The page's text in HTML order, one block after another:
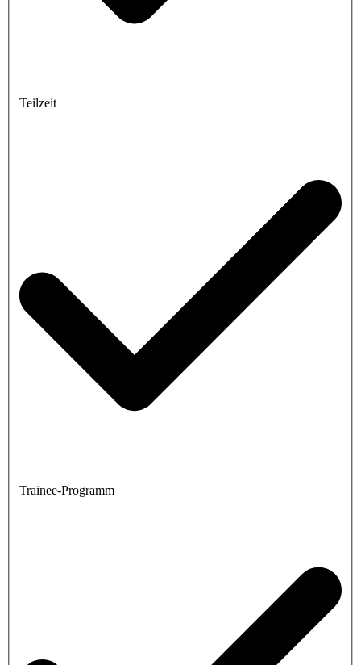
Teilzeit
Trainee-Programm